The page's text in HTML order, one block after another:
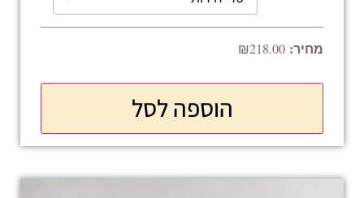
₪218.00
הוספה לסל